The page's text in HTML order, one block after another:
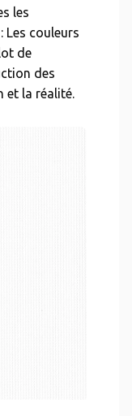
les
Les couleurs
de
des
et la réalité.